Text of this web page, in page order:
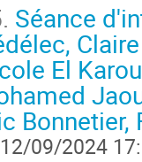
interest in the use
Séance
El
12/09/2024